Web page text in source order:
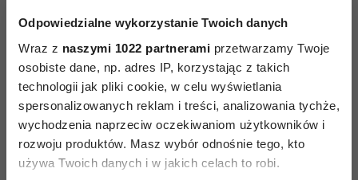
Odpowiedzialne wykorzystanie Twoich danych
Wraz z naszymi 1022 partnerami przetwarzamy Twoje
osobiste dane, np. adres IP, korzystając z takich
technologii jak pliki cookie, w celu wyświetlania
spersonalizowanych reklam i treści, analizowania tychże,
wychodzenia naprzeciw oczekiwaniom użytkowników i
rozwoju produktów. Masz wybór odnośnie tego, kto
używa Twoich danych i w jakich celach to robi.